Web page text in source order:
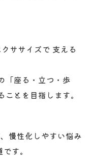
ササイズで 支える
「座る・立つ・歩
とを目指します。
慢性化しやすい悩み
す。